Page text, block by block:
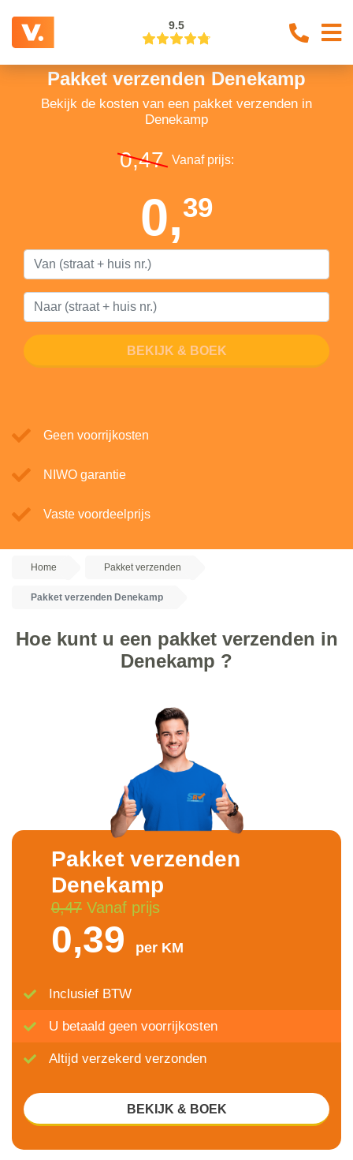
9.5
Pakket verzenden Denekamp
Bekijk de kosten van een pakket verzenden in
Denekamp
0,47 Vanaf prijs:
0,39
BEKIJK & BOEK
Geen voorrijkosten
NIWO garantie
Vaste voordeelprijs
Home Pakket verzenden
Pakket verzenden Denekamp
Hoe kunt u een pakket verzenden in
Denekamp ?
Pakket verzenden
Denekamp
0,47Vanaf prijs
0,39 per KM
Inclusief BTW
U betaald geen voorrijkosten
Altijd verzekerd verzonden
BEKIJK & BOEK